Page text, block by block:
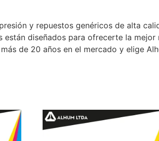
y repuestos genéricos de alta
diseñados para ofrecerte la
de 20 años en el mercado y elige